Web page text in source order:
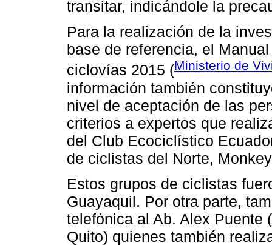
transitar, indicándole la
Para la realización de la
base de referencia, el
ciclovías 2015 (Ministerio de
información también
nivel de aceptación de las
criterios a expertos que
del Club Ecociclístico
de ciclistas del Norte,
Estos grupos de ciclistas
Guayaquil. Por otra parte,
telefónica al Ab. Alex Puente
Quito) quienes también